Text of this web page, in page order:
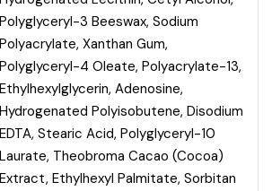
Polyglyceryl-3 Beeswax, Sodium
Polyacrylate, Xanthan Gum,
Polyglyceryl-4 Oleate, Polyacrylate-13,
Ethylhexylglycerin, Adenosine,
Hydrogenated Polyisobutene, Disodium
EDTA, Stearic Acid, Polyglyceryl-10
Laurate, Theobroma Cacao (Cocoa)
Extract, Ethylhexyl Palmitate, Sorbitan